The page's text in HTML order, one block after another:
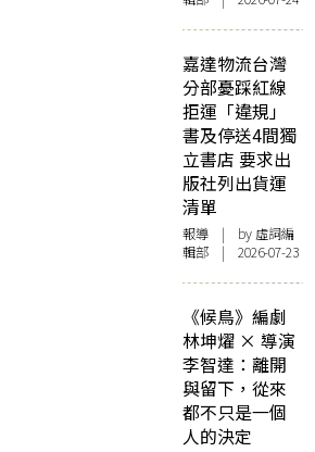
嘉達物流台灣
分部憂踩紅線
拒運「違規」
書及停送4間獨
立書店 要求出
版社列出貨運
清單
報導 | by 虛詞編
輯部 | 2026-07-23
《候鳥》編劇
林坤燿 × 導演
李智達：離開
與留下，從來
都不只是一個
人的決定